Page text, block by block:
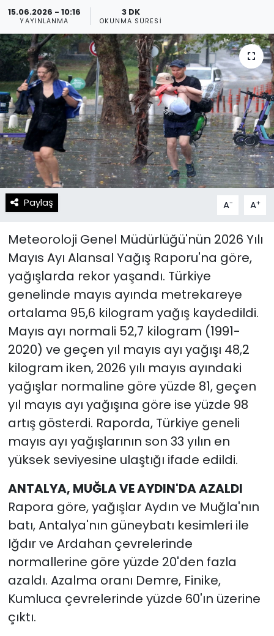
15.06.2026 - 10:16
YAYINLANMA
3 DK
OKUNMA SÜRESI
Paylaş A- A+
Meteoroloji Genel Müdürlüğü'nün 2026 Yılı
Mayıs Ayı Alansal Yağış Raporu'na göre,
yağışlarda rekor yaşandı. Türkiye
genelinde mayıs ayında metrekareye
ortalama 95,6 kilogram yağış kaydedildi.
Mayıs ayı normali 52,7 kilogram (1991-
2020) ve geçen yıl mayıs ayı yağışı 48,2
kilogram iken, 2026 yılı mayıs ayındaki
yağışlar normaline göre yüzde 81, geçen
yıl mayıs ayı yağışına göre ise yüzde 98
artış gösterdi. Raporda, Türkiye geneli
mayıs ayı yağışlarının son 33 yılın en
yüksek seviyesine ulaştığı ifade edildi.
ANTALYA, MUĞLA VE AYDIN'DA AZALDI
Rapora göre, yağışlar Aydın ve Muğla'nın
batı, Antalya'nın güneybatı kesimleri ile
Iğdır ve Ardahan çevrelerinde
normallerine göre yüzde 20'den fazla
azaldı. Azalma oranı Demre, Finike,
Kumluca çevrelerinde yüzde 60'ın üzerine
çıktı.
Teknoloji
Resmi İlanlar
Yaşam
Künye
Gizlilik Sözleşmesi
İletişim